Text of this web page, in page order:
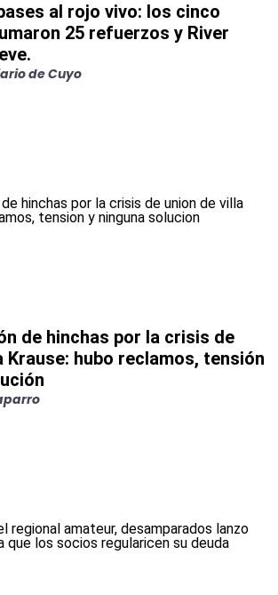
al rojo vivo: los cinco
25 refuerzos y River
de Cuyo
de hinchas por la crisis de
Krause: hubo reclamos, tensión